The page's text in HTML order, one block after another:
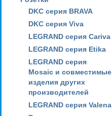
DKC серия BRAVA
DKC серия Viva
LEGRAND серия Cariva
LEGRAND серия Etika
LEGRAND серия
Mosaic и совместимые
изделия других
производителей
LEGRAND серия Valena